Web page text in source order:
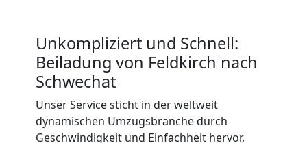
Unkompliziert und Schnell:
Beiladung von Feldkirch nach
Schwechat
Unser Service sticht in der weltweit
dynamischen Umzugsbranche durch
Geschwindigkeit und Einfachheit hervor,
Umzugshelfer